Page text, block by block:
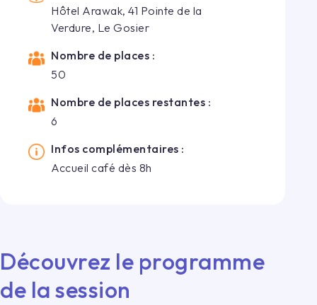
Hôtel Arawak, 41 Pointe de la
Verdure, Le Gosier
Nombre de places :
50
Nombre de places restantes :
6
Infos complémentaires :
Accueil café dès 8h
Découvrez le programme
de la session